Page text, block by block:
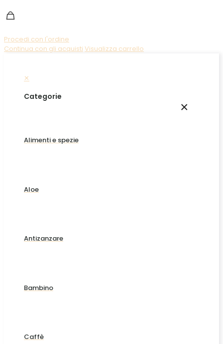
Procedi con l'ordine
Continua con gli acquisti Visualizza carrello
✕
×
Categorie
Alimenti e spezie
Aloe
Antizanzare
Bambino
Caffè